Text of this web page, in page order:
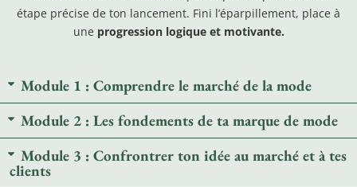
étape précise de ton lancement. Fini l’éparpillement, place à
une progression logique et motivante.
Module 1 : Comprendre le marché de la mode
Module 2 : Les fondements de ta marque de mode
Module 3 : Confrontrer ton idée au marché et à tes
clients